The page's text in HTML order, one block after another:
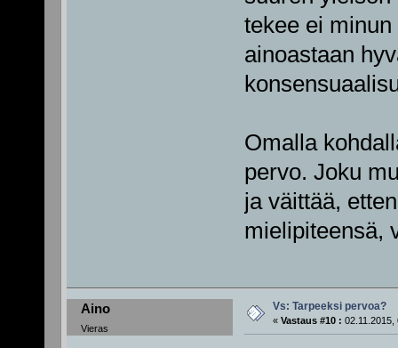
tekee ei
ainoastaan
Omalla
pervo. Joku
ja väittää,
mielipiteensä,
Aino
Vieras
Vs: Tarpeeksi pervoa?
« Vastaus #10 : 02.11.2015,